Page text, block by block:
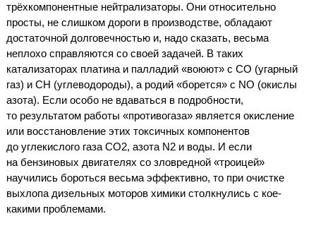
трёхкомпонентные нейтрализаторы. Они относительно
просты, не слишком дороги в производстве, обладают
достаточной долговечностью и, надо сказать, весьма
неплохо справляются со своей задачей. В таких
катализаторах платина и палладий «воюют» с СО (угарный
газ) и СН (углеводороды), а родий «борется» с NO (окислы
азота). Если особо не вдаваться в подробности,
то результатом работы «противогаза» является окисление
или восстановление этих токсичных компонентов
до углекислого газа СО2, азота N2 и воды. И если
на бензиновых двигателях со зловредной «троицей»
научились бороться весьма эффективно, то при очистке
выхлопа дизельных моторов химики столкнулись с кое-
какими проблемами.